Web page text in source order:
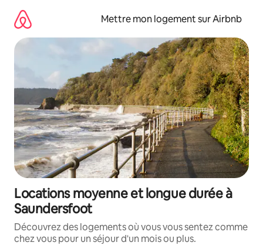
directement
contenu
Mettre mon logement sur Airbnb
Locations moyenne et longue durée à
Saundersfoot
Découvrez des logements où vous vous sentez comme
chez vous pour un séjour d'un mois ou plus.